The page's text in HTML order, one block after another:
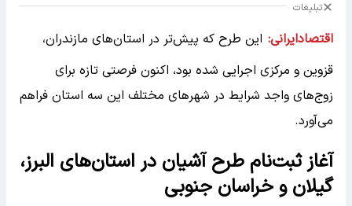
تبلیغات
اقتصادایرانی: این طرح که پیش‌تر در استان‌های مازندران،
قزوین و مرکزی اجرایی شده بود، اکنون فرصتی تازه برای
زوج‌های واجد شرایط در شهر‌های مختلف این سه استان فراهم
می‌آورد.
آغاز ثبت‌نام طرح آشیان در استان‌های البرز،
گیلان و خراسان جنوبی